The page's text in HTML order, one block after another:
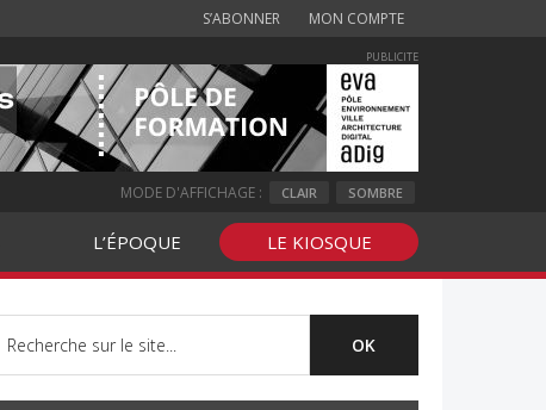
S’ABONNER MON COMPTE
PUBLICITE
MODE D'AFFICHAGE : CLAIR SOMBRE
L’ÉPOQUE LE KIOSQUE